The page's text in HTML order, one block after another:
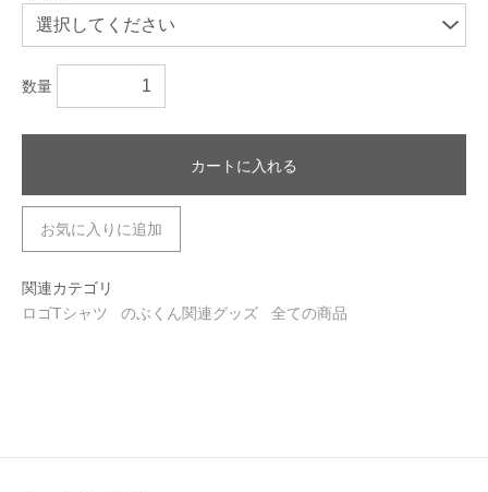
数量
カートに入れる
お気に入りに追加
関連カテゴリ
ロゴTシャツ
のぶくん関連グッズ 全ての商品